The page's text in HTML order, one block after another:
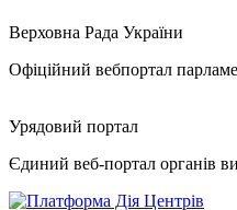
Верховна Рада України
Офіційний вебпортал
Урядовий портал
Єдиний веб-портал органів